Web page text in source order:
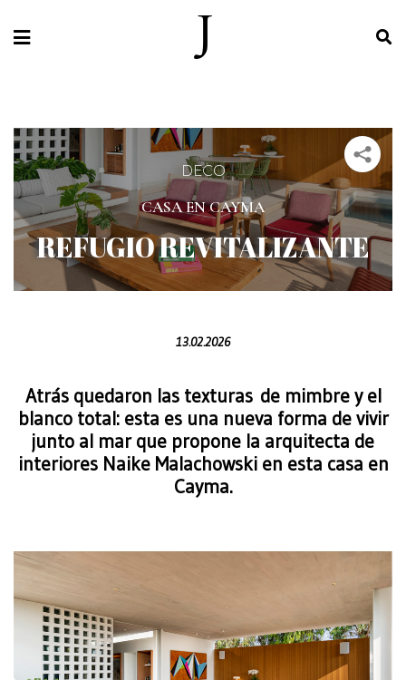
DECO
CASA EN CAYMA
REFUGIO REVITALIZANTE
13.02.2026
Atrás quedaron las texturas de mimbre y el
blanco total: esta es una nueva forma de vivir
junto al mar que propone la arquitecta de
interiores Naike Malachowski en esta casa en
Cayma.